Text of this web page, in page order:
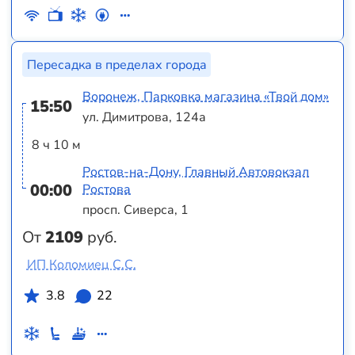
Пересадка в пределах города
15:50
8 ч 10 м
00:00
От2109 руб.
Воронеж, Парковка магазина «Твой дом»
ул. Димитрова, 124а
Ростов-на-Дону, Главный Автовокзал
Ростова
просп. Сиверса, 1
ИП Коломиец С.С.
3.8
22